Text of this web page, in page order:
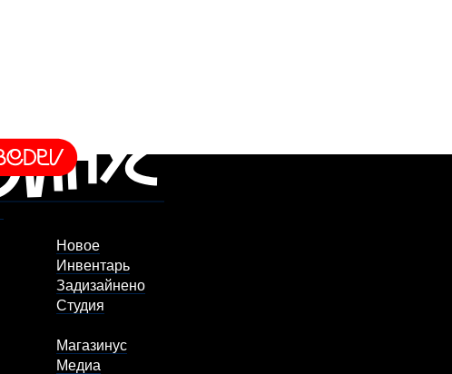
Новое
Инвентарь
Задизайнено
Студия
Магазинус
Медиа